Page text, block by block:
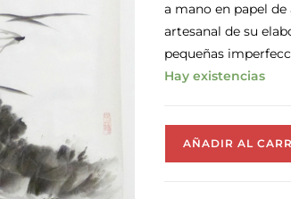
a mano en papel
artesanal de su
pequeñas
Hay existencias
AÑADIR AL